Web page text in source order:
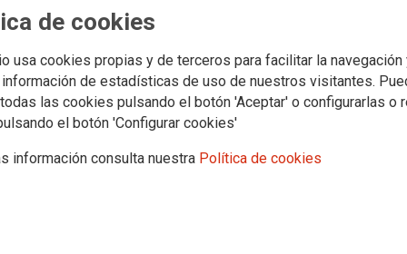
de cookies
usa cookies propias y de terceros para facilitar la navegación
de estadísticas de uso de nuestros visitantes.
las cookies pulsando el botón 'Aceptar' o configurarlas o
el botón 'Configurar cookies'
información consulta nuestra Política de cookies
sobre los precios habituales. Sólo tienen que
que son afiliados.
alquiler
http://